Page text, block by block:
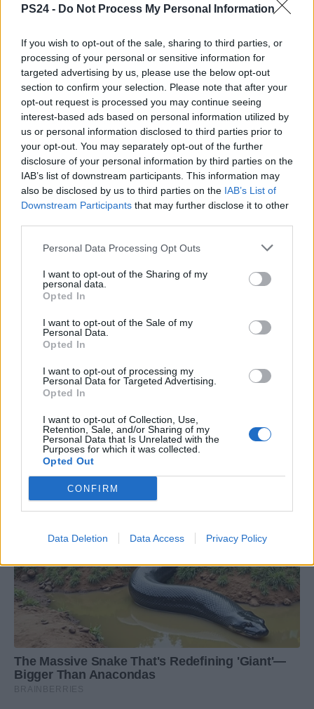
PS24 - Do Not Process My Personal Information
If you wish to opt-out of the sale, sharing to third parties, or
processing of your personal or sensitive information for
targeted advertising by us, please use the below opt-out
section to confirm your selection. Please note that after your
opt-out request is processed you may continue seeing
interest-based ads based on personal information utilized by
us or personal information disclosed to third parties prior to
your opt-out. You may separately opt-out of the further
disclosure of your personal information by third parties on the
IAB’s list of downstream participants. This information may
also be disclosed by us to third parties on the IAB’s List of
Downstream Participants that may further disclose it to other
Personal Data Processing Opt Outs
I want to opt-out of the Sharing of my
personal data.
Opted In
I want to opt-out of the Sale of my
Personal Data.
Opted In
I want to opt-out of processing my
Personal Data for Targeted Advertising.
Opted In
I want to opt-out of Collection, Use,
Retention, Sale, and/or Sharing of my
Personal Data that Is Unrelated with the
Purposes for which it was collected.
Opted Out
CONFIRM
Data Deletion Data Access Privacy Policy